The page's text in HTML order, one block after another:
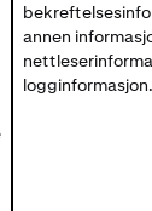
annen
logginformasjon.